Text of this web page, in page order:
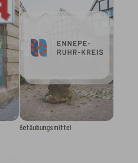
Betäubungsmittel